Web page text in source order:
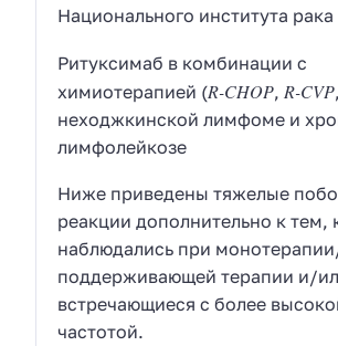
Национального института рака
Ритуксимаб в комбинации с
химиотерапией (R-CHOP, R-CVP,
неходжкинской лимфоме и
лимфолейкозе
Ниже приведены тяжелые
реакции дополнительно к тем,
наблюдались при
поддерживающей терапии и/
встречающиеся с более
частотой.